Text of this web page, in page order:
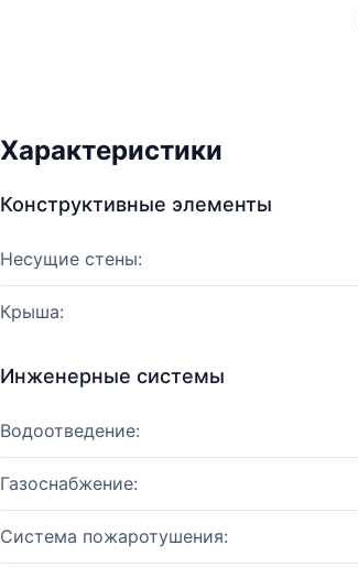
Характеристики
Конструктивные элементы
Несущие стены:
Крыша:
Инженерные системы
Водоотведение:
Газоснабжение:
Система пожаротушения: